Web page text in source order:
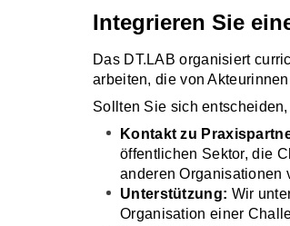
Integrieren Sie
Das DT.LAB organisiert
arbeiten, die von
Sollten Sie sich
Kontakt zu
öffentlichen Sektor, die
anderen Organisationen
Unterstützung: Wir
Organisation einer